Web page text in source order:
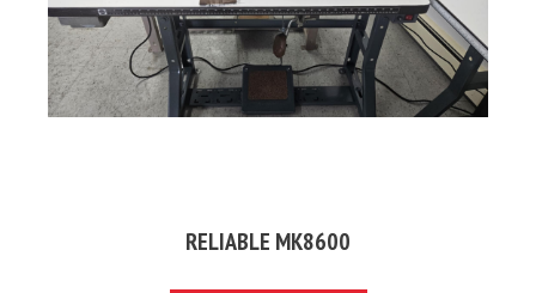
RELIABLE MK8600